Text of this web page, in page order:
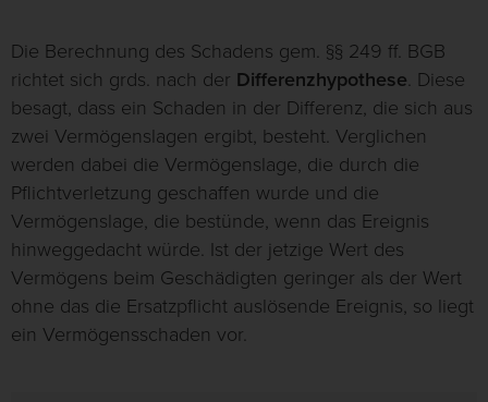
Die Berechnung des Schadens gem. §§ 249 ff. BGB
richtet sich grds. nach der Differenzhypothese. Diese
besagt, dass ein Schaden in der Differenz, die sich aus
zwei Vermögenslagen ergibt, besteht. Verglichen
werden dabei die Vermögenslage, die durch die
Pflichtverletzung geschaffen wurde und die
Vermögenslage, die bestünde, wenn das Ereignis
hinweggedacht würde. Ist der jetzige Wert des
Vermögens beim Geschädigten geringer als der Wert
ohne das die Ersatzpflicht auslösende Ereignis, so liegt
ein Vermögensschaden vor.